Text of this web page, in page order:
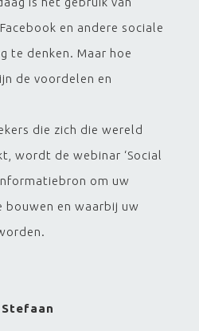
en andere sociale
te denken. Maar hoe
de voordelen en
die zich die wereld
wordt de webinar ‘Social
om uw
en waarbij uw
Stefaan